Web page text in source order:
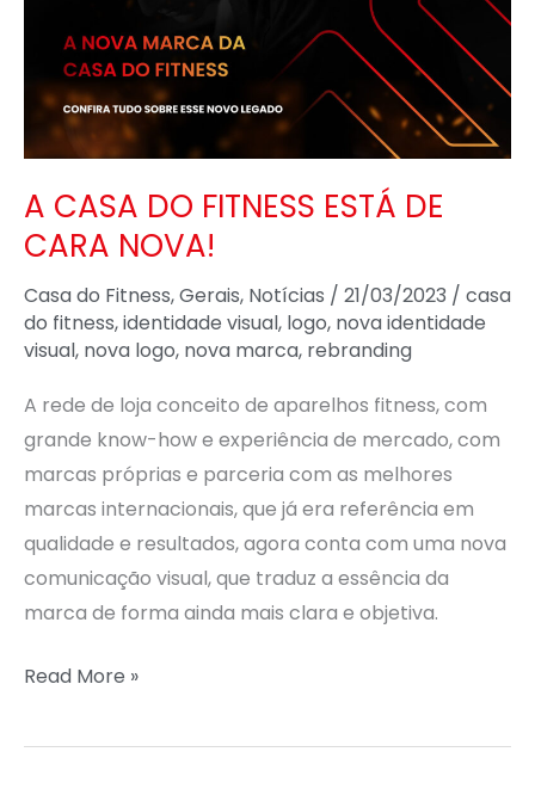
A CASA DO FITNESS ESTÁ DE
CARA NOVA!
Casa do Fitness,Gerais, Notícias / 21/03/2023 / casa
do fitness,identidade visual, logo, nova identidade
visual, nova logo, nova marca, rebranding
A rede de loja conceito de aparelhos fitness, com
grande know-how e experiência de mercado, com
marcas próprias e parceria com as melhores
marcas internacionais, que já era referência em
qualidade e resultados, agora conta com uma nova
comunicação visual, que traduz a essência da
marca de forma ainda mais clara e objetiva.
ESTÁ
CARA
NOVA!
Read More »